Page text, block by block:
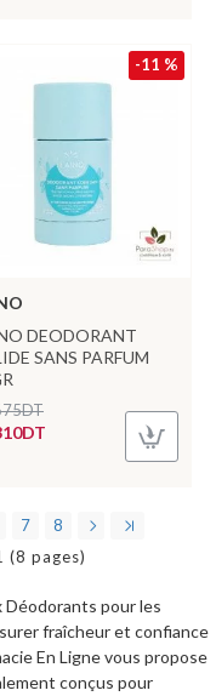
-11 %
DEODORANT
SANS PARFUM
7
8
(8 pages)
pour les
fraîcheur et confiance
En Ligne vous propose
conçus pour